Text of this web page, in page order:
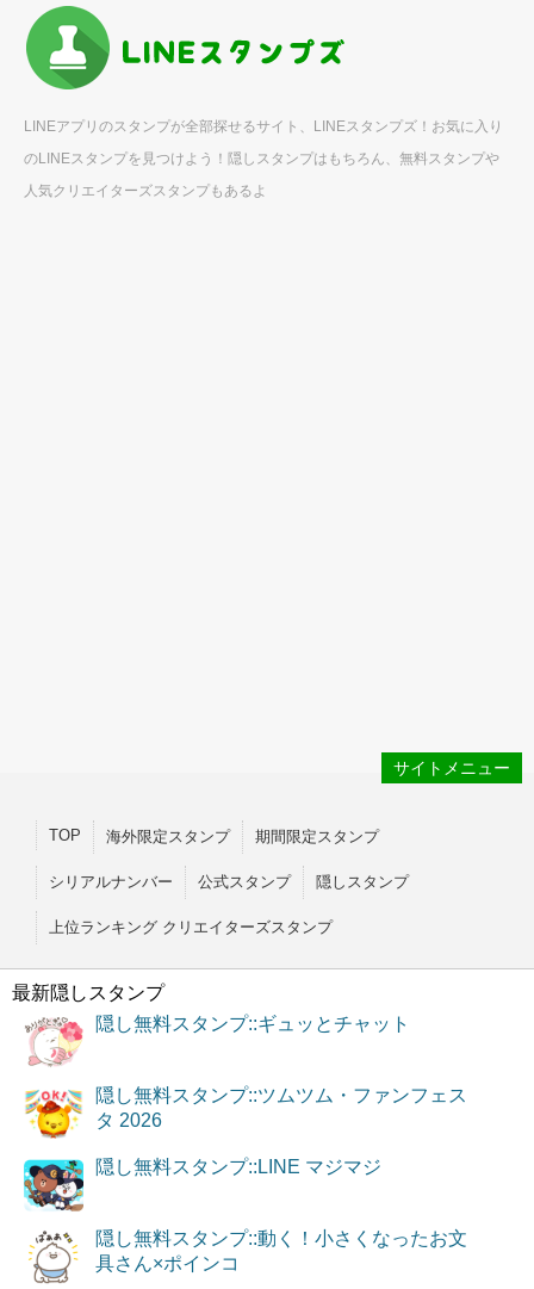
LINEアプリのスタンプが全部探せるサイト、LINEスタンプズ！お気に入り
のLINEスタンプを見つけよう！隠しスタンプはもちろん、無料スタンプや
人気クリエイターズスタンプもあるよ
サイトメニュー
TOP 海外限定スタンプ 期間限定スタンプ
シリアルナンバー 公式スタンプ 隠しスタンプ
上位ランキング クリエイターズスタンプ
最新隠しスタンプ
隠し無料スタンプ::ギュッとチャット
隠し無料スタンプ::ツムツム・ファンフェス
タ 2026
隠し無料スタンプ::LINE マジマジ
隠し無料スタンプ::動く！小さくなったお文
具さん×ポインコ